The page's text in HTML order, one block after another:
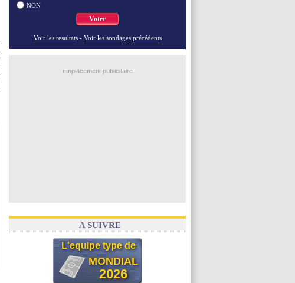
NON
Voter
Voir les resultats - Voir les sondages précédents
emplacement publicitaire
A SUIVRE
L'equipe type de
MONDIAL
2026